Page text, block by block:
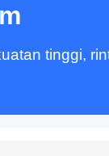
tinggi,